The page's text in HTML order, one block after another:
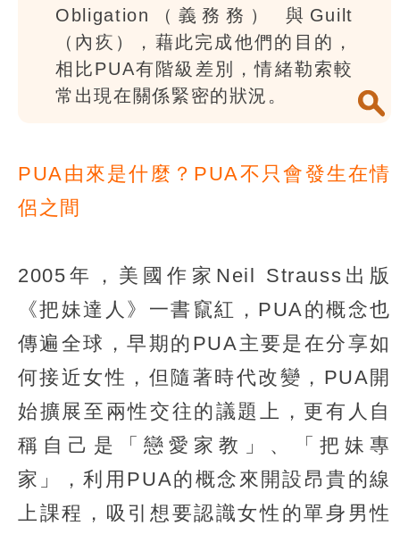
Obligation（義務務） 與Guilt
（內疚），藉此完成他們的目的，
相比PUA有階級差別，情緒勒索較
常出現在關係緊密的狀況。
PUA由來是什麼？PUA不只會發生在情
侶之間
2005年，美國作家Neil Strauss出版
《把妹達人》一書竄紅，PUA的概念也
傳遍全球，早期的PUA主要是在分享如
何接近女性，但隨著時代改變，PUA開
始擴展至兩性交往的議題上，更有人自
稱自己是「戀愛家教」、「把妹專
家」，利用PUA的概念來開設昂貴的線
上課程，吸引想要認識女性的單身男性